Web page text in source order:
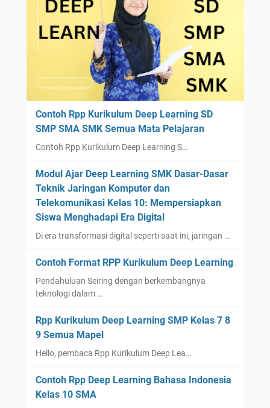
Contoh Rpp Kurikulum Deep Learning SD
SMP SMA SMK Semua Mata Pelajaran
Contoh Rpp Kurikulum Deep Learning S…
Modul Ajar Deep Learning SMK Dasar-Dasar
Teknik Jaringan Komputer dan
Telekomunikasi Kelas 10: Mempersiapkan
Siswa Menghadapi Era Digital
Di era transformasi digital seperti saat ini, jaringan …
Contoh Format RPP Kurikulum Deep Learning
Pendahuluan Seiring dengan berkembangnya
teknologi dalam …
Rpp Kurikulum Deep Learning SMP Kelas 7 8
9 Semua Mapel
Hello, pembaca Rpp Kurikulum Deep Lea…
Contoh Rpp Deep Learning Bahasa Indonesia
Kelas 10 SMA